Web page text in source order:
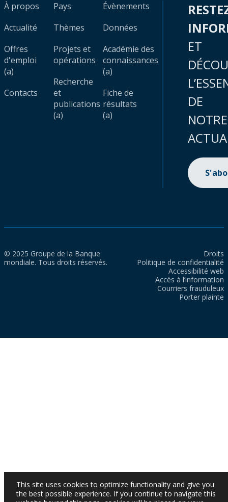
À propos
Actualité
Offres
d'emploi
(a)
Contacts
Pays
Thèmes
Projets et
opérations
Recherche
et
publications
(a)
Évènements
Données
Académie des
connaissances
(a)
Fiche de
résultats
(a)
ET
DE
NOTRE
© 2025 Groupe de la Banque
mondiale. Tous droits réservés.
Droits
Politique de confidentialité
Accessibilité web
Accès à l’information
Courriers frauduleux
Porter plainte
This site uses cookies to optimize functionality and give you
the best possible experience. If you continue to navigate this